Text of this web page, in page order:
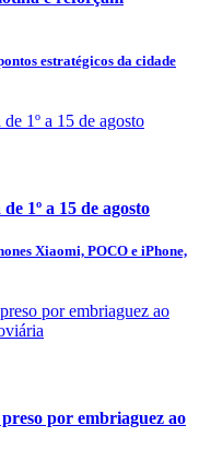
estratégicos da cidade
1º a 15 de agosto
Xiaomi, POCO e iPhone,
por embriaguez ao